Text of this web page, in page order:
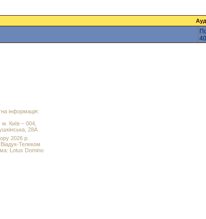
інформація:
м. Київ – 004,
28А
2026 р.
Віадук-Телеком
Lotus Domino